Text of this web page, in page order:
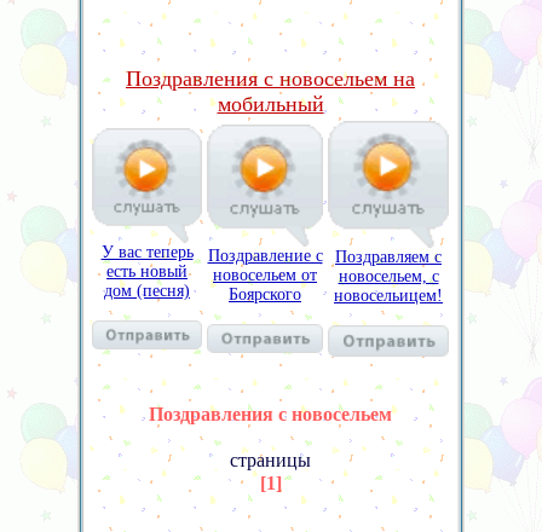
Поздравления с новосельем на
мобильный
У вас теперь
есть новый
дом (песня)
Поздравление с
новосельем от
Боярского
Поздравляем с
новосельем, с
новосельицем!
Поздравления с новосельем
страницы
[1]